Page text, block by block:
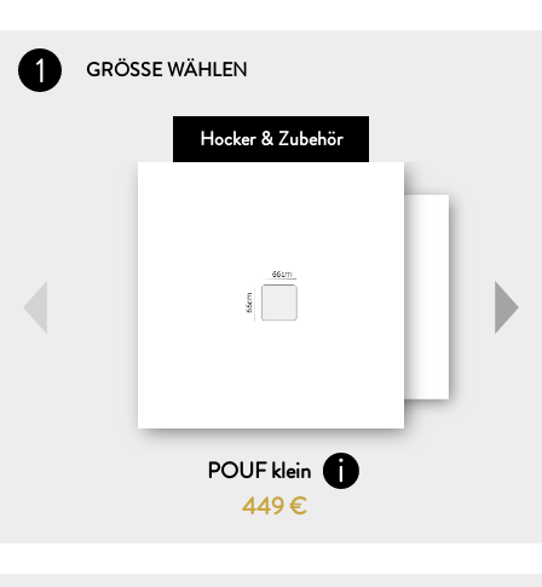
1 GRÖSSE WÄHLEN
Hocker & Zubehör
POUF klein
449€